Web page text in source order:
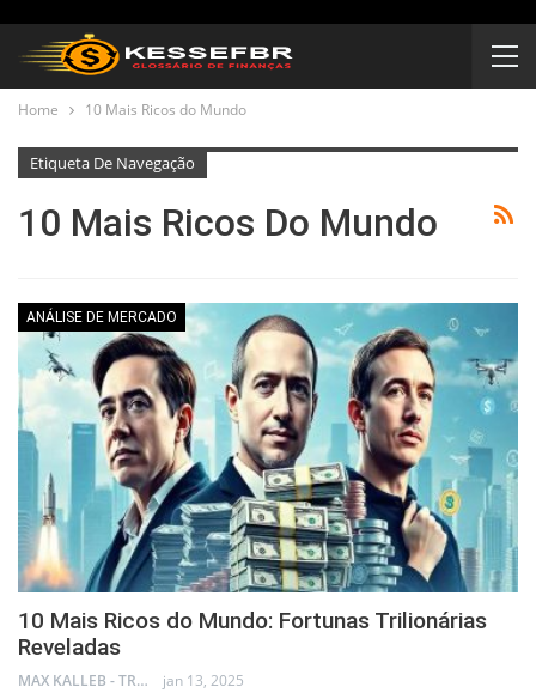
Home 10 Mais Ricos do Mundo
Etiqueta De Navegação
10 Mais Ricos Do Mundo
ANÁLISE DE MERCADO
10 Mais Ricos do Mundo: Fortunas Trilionárias
Reveladas
MAX KALLEB - TRADER jan 13, 2025